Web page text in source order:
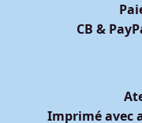
CB &
Imprimé avec